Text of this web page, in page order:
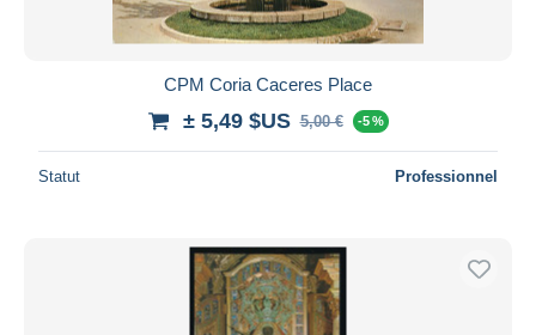
CPM Coria Caceres Place
± 5,49 $US 5,00 € -5 %
Statut Professionnel